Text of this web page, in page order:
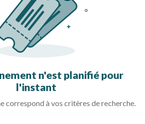
n'est planifié pour
l'instant
correspond à vos critères de recherche.